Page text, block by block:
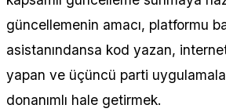
güncellemenin amacı, platformu
asistanındansa kod yazan,
yapan ve üçüncü parti
donanımlı hale getirmek.